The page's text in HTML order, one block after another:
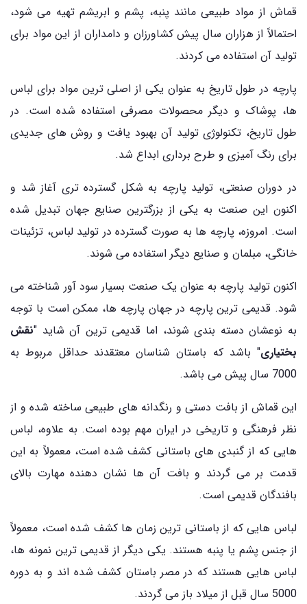
قماش از مواد طبیعی مانند پنبه، پشم و ابریشم تهیه می ‌شود،
احتمالاً از هزاران سال پیش کشاورزان و دامداران از این مواد برای
تولید آن استفاده می‌ کردند.
پارچه در طول تاریخ به عنوان یکی از اصلی‌ ترین مواد برای لباس‌
ها، پوشاک و دیگر محصولات مصرفی استفاده شده است. در
طول تاریخ، تکنولوژی تولید آن بهبود یافت و روش ‌های جدیدی
برای رنگ ‌آمیزی و طرح ‌برداری ابداع شد.
در دوران صنعتی، تولید پارچه به شکل گسترده ‌تری آغاز شد و
اکنون این صنعت به یکی از بزرگترین صنایع جهان تبدیل شده
است. امروزه، پارچه‌ ها به صورت گسترده در تولید لباس، تزئینات
خانگی، مبلمان و صنایع دیگر استفاده می‌ شوند.
اکنون تولید پارچه به عنوان یک صنعت بسیار سود آور شناخته می‌
شود. قدیمی ترین پارچه در جهان پارچه ها، ممکن است با توجه
به نوعشان دسته بندی شوند، اما قدیمی ‌ترین آن شاید "نقش
بختیاری" باشد که باستان شناسان معتقدند حداقل مربوط به
7000 سال پیش می باشد.
این قماش از بافت دستی و رنگدانه ‌های طبیعی ساخته شده و از
نظر فرهنگی و تاریخی در ایران مهم بوده است. به علاوه، لباس
‌هایی که از گنبدی ‌های باستانی کشف شده است، معمولاً به این
قدمت بر می‌ گردند و بافت آن‌ ها نشان دهنده مهارت بالای
بافندگان قدیمی است.
لباس‌ هایی که از باستانی ‌ترین زمان‌ ها کشف شده‌ است، معمولاً
از جنس پشم یا پنبه هستند. یکی دیگر از قدیمی ‌ترین نمونه ‌ها،
لباس هایی هستند که در مصر باستان کشف شده‌ اند و به دوره
5000 سال قبل از میلاد باز می ‌گردند.